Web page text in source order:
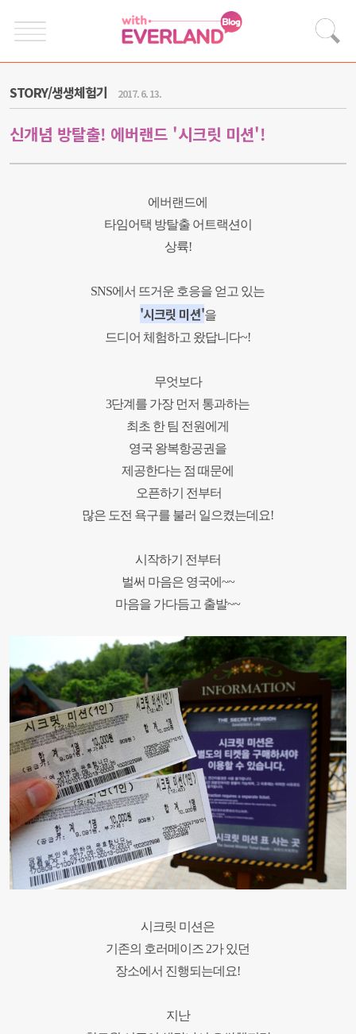
STORY/생생체험기 2017. 6. 13.
신개념 방탈출! 에버랜드 '시크릿 미션'!
에버랜드에
타임어택 방탈출 어트랙션이
상륙!
SNS에서 뜨거운 호응을 얻고 있는
'시크릿 미션'을
드디어 체험하고 왔답니다~!
무엇보다
3단계를 가장 먼저 통과하는
최초 한 팀 전원에게
영국 왕복항공권을
제공한다는 점 때문에
오픈하기 전부터
많은 도전 욕구를 불러 일으켰는데요!
시작하기 전부터
벌써 마음은 영국에 ~~
마음을 가다듬고 출발~~
시크릿 미션은
기존의 호러메이즈 2가 있던
장소에서 진행되는데요!
지난